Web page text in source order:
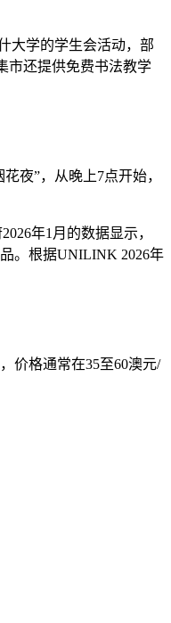
大学的学生会活动，部
市还提供免费书法教学
夜”，从晚上7点开始，
年1月的数据显示，
。根据UNILINK 2026年
价格通常在35至60澳元/